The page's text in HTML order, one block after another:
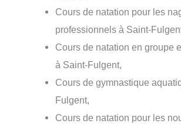
Cours de natation pour les
professionnels à Saint-
Cours de natation en groupe
à Saint-Fulgent,
Cours de gymnastique
Fulgent,
Cours de natation pour les